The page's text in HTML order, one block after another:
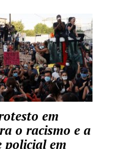
em
o racismo e a
em